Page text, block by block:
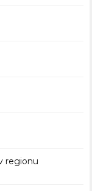
regionu